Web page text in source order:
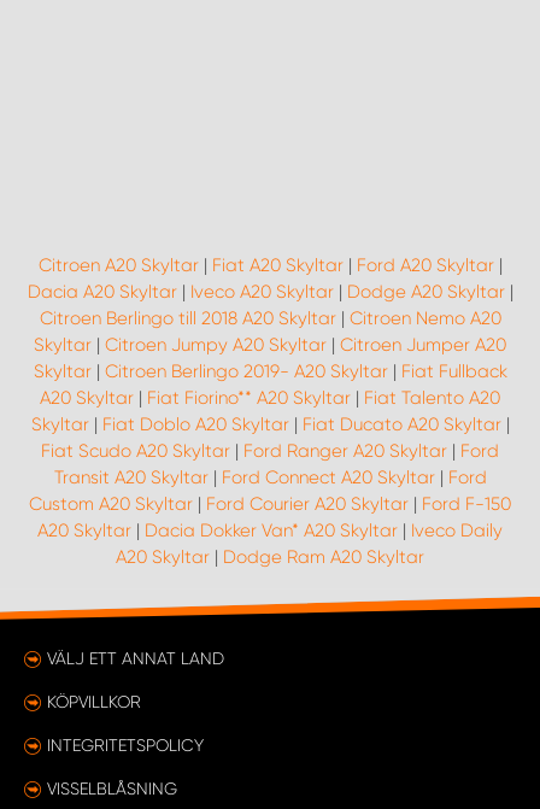
Citroen A20 Skyltar| Fiat A20 Skyltar| Ford A20 Skyltar|
Dacia A20 Skyltar| Iveco A20 Skyltar| Dodge A20 Skyltar|
Citroen Berlingo till 2018 A20 Skyltar| Citroen Nemo A20
Skyltar | Citroen Jumpy A20 Skyltar | Citroen Jumper A20
Skyltar| Citroen Berlingo 2019- A20 Skyltar| Fiat Fullback
A20 Skyltar | Fiat Fiorino** A20 Skyltar | Fiat Talento A20
Skyltar| Fiat Doblo A20 Skyltar| Fiat Ducato A20 Skyltar|
Fiat Scudo A20 Skyltar | Ford Ranger A20 Skyltar | Ford
Transit A20 Skyltar| Ford Connect A20 Skyltar| Ford
Custom A20 Skyltar | Ford Courier A20 Skyltar | Ford F-150
A20 Skyltar | Dacia Dokker Van* A20 Skyltar | Iveco Daily
A20 Skyltar | Dodge Ram A20 Skyltar
VÄLJ ETT ANNAT LAND
KÖPVILLKOR
INTEGRITETSPOLICY
VISSELBLÅSNING